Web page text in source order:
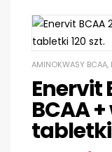
AMINOKWASY BCAA,
Enervit
BCAA +
tabletki